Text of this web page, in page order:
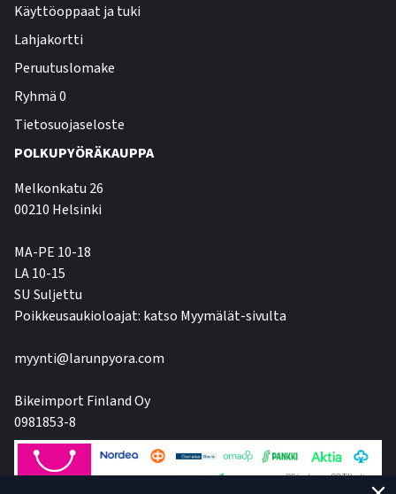
Käyttöoppaat ja tuki
Lahjakortti
Peruutuslomake
Ryhmä 0
Tietosuojaseloste
POLKUPYÖRÄKAUPPA
Melkonkatu 26
00210 Helsinki
MA-PE 10-18
LA 10-15
SU Suljettu
Poikkeusaukioloajat: katso Myymälät-sivulta
myynti@larunpyora.com
Bikeimport Finland Oy
0981853-8